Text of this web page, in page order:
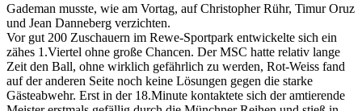
Gademan musste, wie am Vortag, auf Christopher Rühr, Timur Oruz
und Jean Danneberg verzichten.
Vor gut 200 Zuschauern im Rewe-Sportpark entwickelte sich ein
zähes 1.Viertel ohne große Chancen. Der MSC hatte relativ lange
Zeit den Ball, ohne wirklich gefährlich zu werden, Rot-Weiss fand
auf der anderen Seite noch keine Lösungen gegen die starke
Gästeabwehr. Erst in der 18.Minute kontaktete sich der amtierende